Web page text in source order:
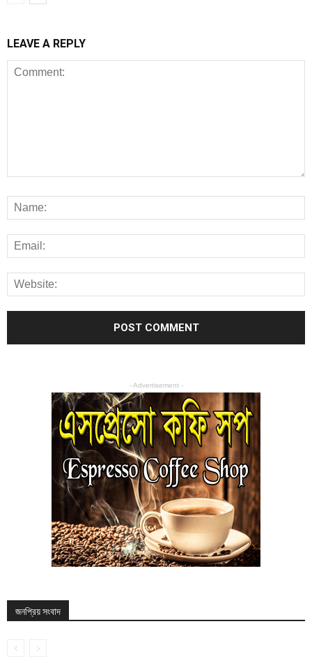
LEAVE A REPLY
- Advertisement -
জনপ্রিয় সংবাদ